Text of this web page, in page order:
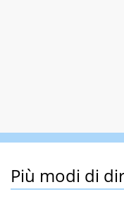
Più modi di